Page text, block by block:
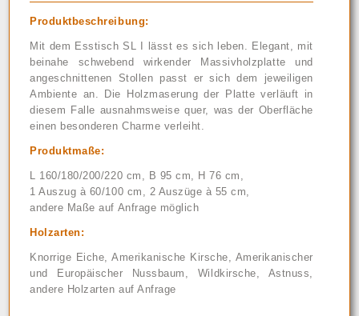
Produktbeschreibung:
Mit dem Esstisch SL I lässt es sich leben. Elegant, mit
beinahe schwebend wirkender Massivholzplatte und
angeschnittenen Stollen passt er sich dem jeweiligen
Ambiente an. Die Holzmaserung der Platte verläuft in
diesem Falle ausnahmsweise quer, was der Oberfläche
einen besonderen Charme verleiht.
Produktmaße:
L 160/180/200/220 cm, B 95 cm, H 76 cm,
1 Auszug à 60/100 cm, 2 Auszüge à 55 cm,
andere Maße auf Anfrage möglich
Holzarten:
Knorrige Eiche, Amerikanische Kirsche, Amerikanischer
und Europäischer Nussbaum, Wildkirsche, Astnuss,
andere Holzarten auf Anfrage